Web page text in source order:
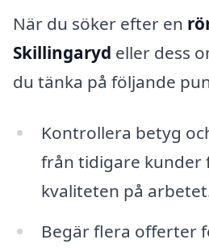
När du söker efter en
Skillingaryd eller dess
du tänka på följande
Kontrollera betyg
från tidigare kunder
kvaliteten på
Begär flera offerter